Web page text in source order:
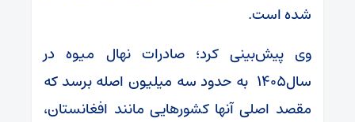
شده است.
وی پیش‌بینی کرد؛ صادرات نهال میوه در
سال۱۴۰۵ به حدود سه میلیون اصله برسد که
مقصد اصلی آنها کشورهایی مانند افغانستان،